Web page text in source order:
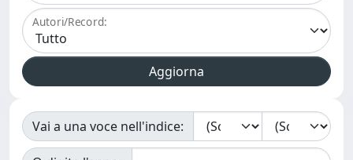
Autori/Record:
Vai a una voce nell'indice: